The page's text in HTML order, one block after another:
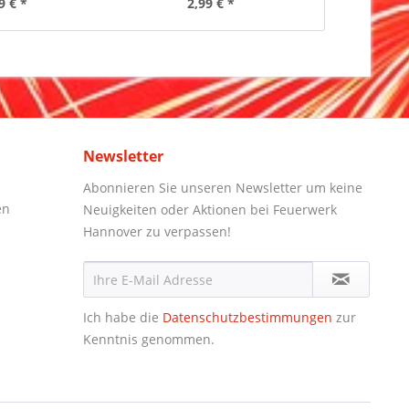
Newsletter
Abonnieren Sie unseren Newsletter um keine
Neuigkeiten oder Aktionen bei Feuerwerk
Hannover zu verpassen!
Ich habe die Datenschutzbestimmungen zur
Kenntnis genommen.